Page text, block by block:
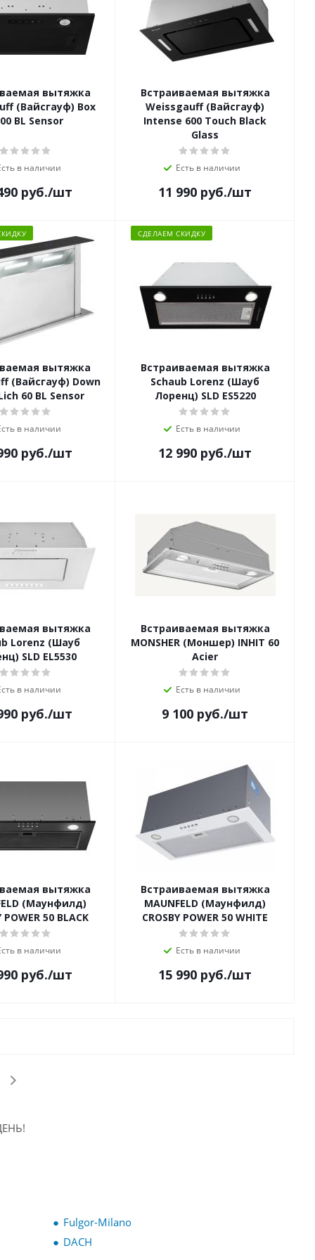
вытяжка
(Вайсгауф) Box
BL Sensor
в наличии
руб./шт
Встраиваемая вытяжка
Weissgauff (Вайсгауф)
Intense 600 Touch Black
Glass
Есть в наличии
11 990 руб./шт
вытяжка
(Вайсгауф) Down
60 BL Sensor
в наличии
руб./шт
СДЕЛАЕМ СКИДКУ
Встраиваемая вытяжка
Schaub Lorenz (Шауб
Лоренц) SLD ES5220
Есть в наличии
12 990 руб./шт
вытяжка
Lorenz (Шауб
SLD EL5530
в наличии
руб./шт
Встраиваемая вытяжка
MONSHER (Моншер) INHIT 60
Acier
Есть в наличии
9 100 руб./шт
вытяжка
(Маунфилд)
POWER 50 BLACK
в наличии
руб./шт
Встраиваемая вытяжка
MAUNFELD (Маунфилд)
CROSBY POWER 50 WHITE
Есть в наличии
15 990 руб./шт
Fulgor-Milano
DACH